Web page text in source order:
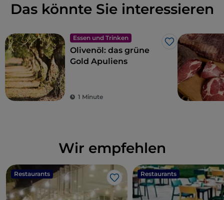
Das könnte Sie interessieren
Essen und Trinken
Like
Olivenöl: das grüne
Gold Apuliens
1 Minute
Wir empfehlen
Restaurants
Like
Restaurants